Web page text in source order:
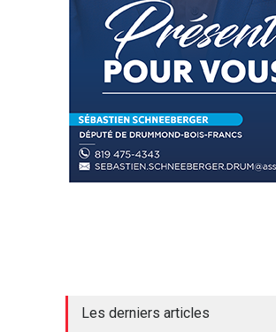
Les derniers articles